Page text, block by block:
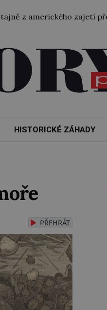
zajetí
HISTORICKÉ ZÁHADY
PŘEHRÁT